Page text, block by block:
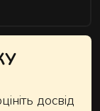
досвід